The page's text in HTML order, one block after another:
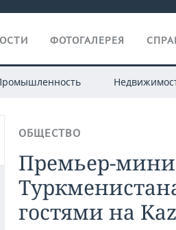
ФОТОГАЛЕРЕЯ
ОБЩЕСТВО
Премьер-
гостями на